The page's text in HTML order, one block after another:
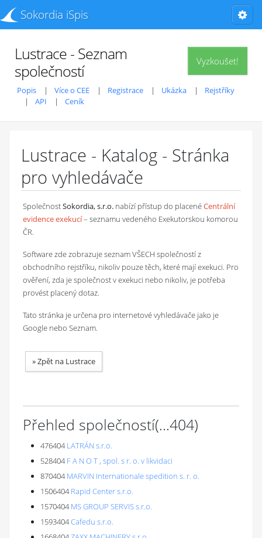
Sokordia iSpis
Vyzkoušet!
Lustrace - Seznam
společností
Popis Více o CEE Registrace Ukázka
Rejstříky
API
Ceník
Lustrace - Katalog - Stránka
pro vyhledávače
SpolečnostSokordia, s.r.o. nabízí přístup do placenéCentrální
evidence exekucí– seznamu vedeného Exekutorskou komorou
ČR.
Software zde zobrazuje seznam VŠECH společností z
obchodního rejstříku, nikoliv pouze těch, které mají exekuci. Pro
ověření, zda je společnost v exekuci nebo nikoliv, je potřeba
provést placený dotaz.
Tato stránka je určena pro internetové vyhledávače jako je
Google nebo Seznam.
»Zpět na Lustrace
Přehled společností(...404)
476404 LATRÁN s.r.o.
528404 F A N O T , spol. s r. o. v likvidaci
870404 MARVIN Internationale spedition s. r. o.
1506404 Rapid Center s.r.o.
1570404 MS GROUP SERVIS s.r.o.
1593404Cafedu s.r.o.